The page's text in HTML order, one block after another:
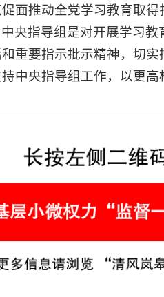
面推动全党学习教育取得
央指导组是对开展学习教
重要指示批示精神，切
中央指导组工作，以更